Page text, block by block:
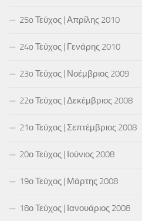
25o Τεύχος | Απρίλης 2010
24o Τεύχος | Γενάρης 2010
23o Τεύχος | Νοέμβριος 2009
22ο Τεύχος | Δεκέμβριος 2008
21ο Τεύχος | Σεπτέμβριος 2008
20ο Τεύχος | Ιούνιος 2008
19ο Τεύχος | Μάρτης 2008
18ο Τεύχος | Ιανουάριος 2008